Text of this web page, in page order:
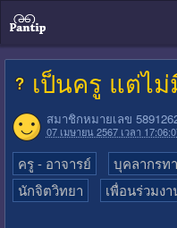
เป็นครู แต่ไ
สมาชิกหมายเลข
07 เมษายน 2567 เวลา
ครู - อาจารย์ บุคลากรท
นักจิตวิทยา
เพื่อนร่วมงา